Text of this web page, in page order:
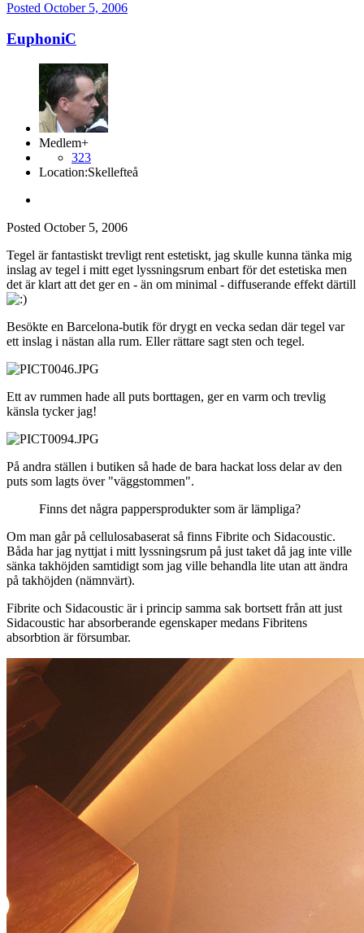
Posted October 5, 2006
EuphoniC
Medlem+
323
Location:Skellefteå
Posted October 5, 2006
Tegel är fantastiskt trevligt rent estetiskt, jag skulle kunna tänka mig
inslag av tegel i mitt eget lyssningsrum enbart för det estetiska men
det är klart att det ger en - än om minimal - diffuserande effekt därtill
Besökte en Barcelona-butik för drygt en vecka sedan där tegel var
ett inslag i nästan alla rum. Eller rättare sagt sten och tegel.
Ett av rummen hade all puts borttagen, ger en varm och trevlig
känsla tycker jag!
På andra ställen i butiken så hade de bara hackat loss delar av den
puts som lagts över "väggstommen".
Finns det några pappersprodukter som är lämpliga?
Om man går på cellulosabaserat så finns Fibrite och Sidacoustic.
Båda har jag nyttjat i mitt lyssningsrum på just taket då jag inte ville
sänka takhöjden samtidigt som jag ville behandla lite utan att ändra
på takhöjden (nämnvärt).
Fibrite och Sidacoustic är i princip samma sak bortsett från att just
Sidacoustic har absorberande egenskaper medans Fibritens
absorbtion är försumbar.